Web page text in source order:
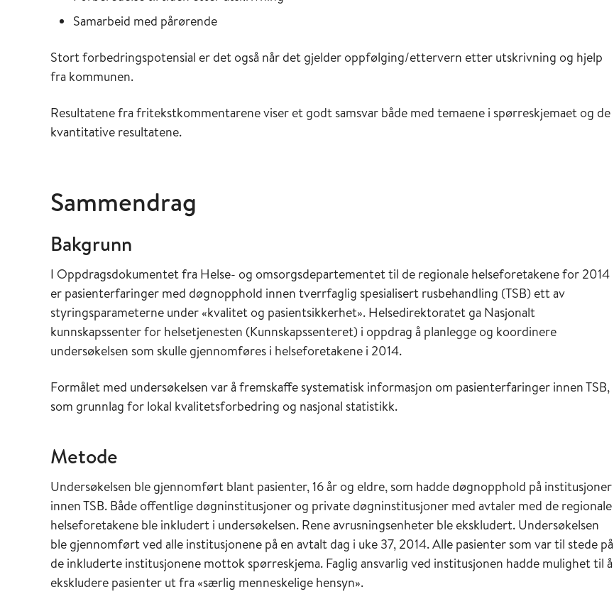
Samarbeid med pårørende
Stort forbedringspotensial er det også når det gjelder oppfølging/ettervern etter utskrivning og hjelp
fra kommunen.
Resultatene fra fritekstkommentarene viser et godt samsvar både med temaene i spørreskjemaet og de
kvantitative resultatene.
Sammendrag
Bakgrunn
I Oppdragsdokumentet fra Helse- og omsorgsdepartementet til de regionale helseforetakene for 2014
er pasienterfaringer med døgnopphold innen tverrfaglig spesialisert rusbehandling (TSB) ett av
styringsparameterne under «kvalitet og pasientsikkerhet». Helsedirektoratet ga Nasjonalt
kunnskapssenter for helsetjenesten (Kunnskapssenteret) i oppdrag å planlegge og koordinere
undersøkelsen som skulle gjennomføres i helseforetakene i 2014.
Formålet med undersøkelsen var å fremskaffe systematisk informasjon om pasienterfaringer innen TSB,
som grunnlag for lokal kvalitetsforbedring og nasjonal statistikk.
Metode
Undersøkelsen ble gjennomført blant pasienter, 16 år og eldre, som hadde døgnopphold på institusjoner
innen TSB. Både offentlige døgninstitusjoner og private døgninstitusjoner med avtaler med de regionale
helseforetakene ble inkludert i undersøkelsen. Rene avrusningsenheter ble ekskludert. Undersøkelsen
ble gjennomført ved alle institusjonene på en avtalt dag i uke 37, 2014. Alle pasienter som var til stede på
de inkluderte institusjonene mottok spørreskjema. Faglig ansvarlig ved institusjonen hadde mulighet til å
ekskludere pasienter ut fra «særlig menneskelige hensyn».